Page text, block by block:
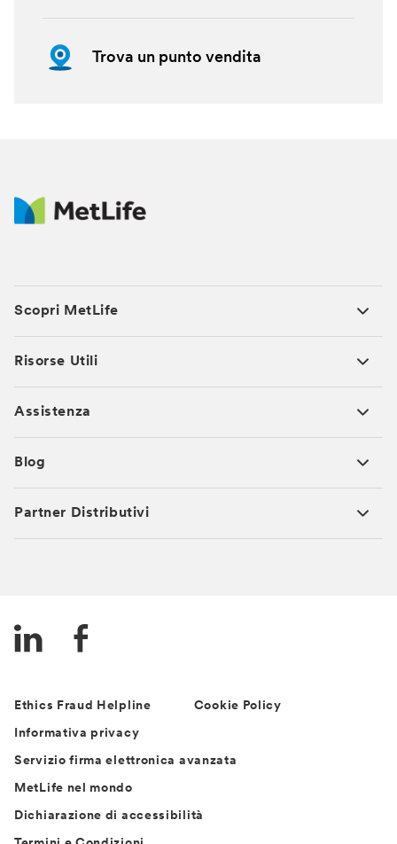
Trova un punto vendita
Scopri MetLife
Risorse Utili
Assistenza
Blog
Partner Distributivi
Ethics Fraud Helpline Cookie Policy
Informativa privacy
Servizio firma elettronica avanzata
MetLife nel mondo
Dichiarazione di accessibilità